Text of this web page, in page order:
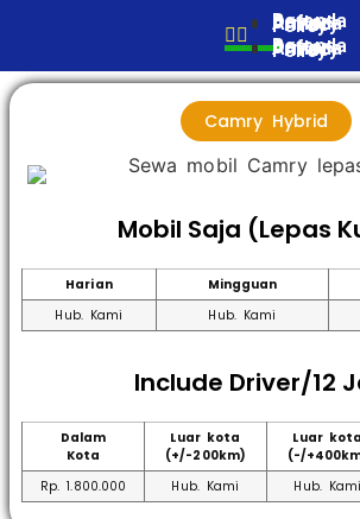
Beranda
Daftar Armada
Privacy Policy
Beranda
Daftar Armada
Privacy Policy
Camry Hybrid
Mobil Saja (Lepas
Harian Mingguan
Hub. Kami
Hub. Kami
Include Driver/12
Dalam
Kota
Luar kota
(+/-200km)
Luar kota
(-/
Rp. 1.800.000
Hub. Kami Hub. Kami